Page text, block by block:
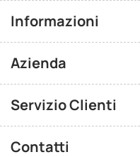
Informazioni
Azienda
Servizio Clienti
Contatti